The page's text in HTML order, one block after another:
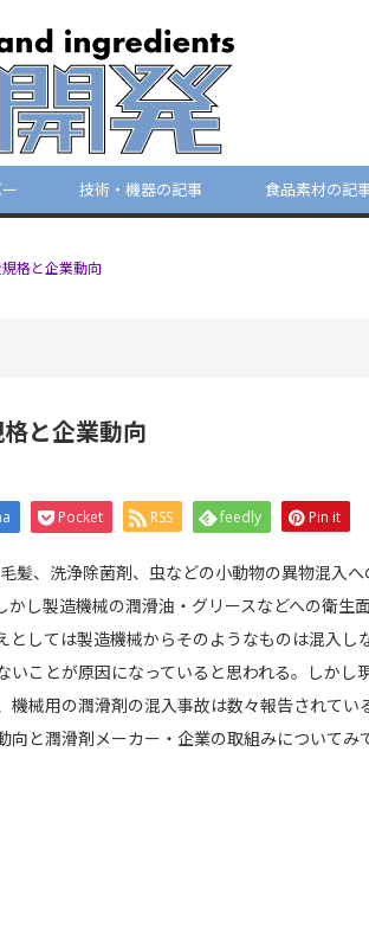
技術・機器の記事 食品素材の記
格と企業動向
と企業動向
Pocket RSS feedly Pin it
髪、洗浄除菌剤、虫などの小動物の異物混入
し製造機械の潤滑油・グリースなどへの衛生
しては製造機械からそのようなものは混入し
ことが原因になっていると思われる。しかし
械用の潤滑剤の混入事故は数々報告されてい
と潤滑剤メーカー・企業の取組みについてみ